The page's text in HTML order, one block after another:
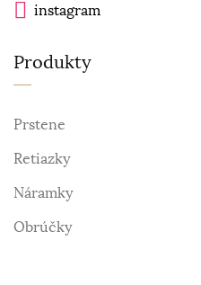
instagram
Produkty
Prstene
Retiazky
Náramky
Obrúčky